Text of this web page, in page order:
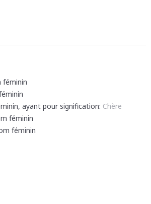
féminin
ayant pour signification: Chère
féminin
féminin